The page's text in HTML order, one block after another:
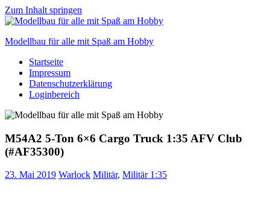
Zum Inhalt springen
Modellbau für alle mit Spaß am Hobby
Scale
modelling
to
Startseite
Impressum
Datenschutzerklärung
Loginbereich
M54A2 5-Ton 6×6 Cargo Truck 1:35 AFV Club
(#AF35300)
23. Mai 2019 Warlock Militär, Militär 1:35